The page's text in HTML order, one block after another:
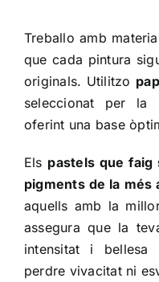
Treballo amb
que cada pintura
originals. Utilitzo
seleccionat per la
oferint una base
Els pastels que faig
pigments de la més
aquells amb la
assegura que la
intensitat i
perdre vivacitat ni